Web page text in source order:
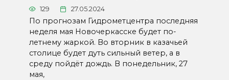
129 27.05.2024
По прогнозам Гидрометцентра последняя
неделя мая Новочеркасске будет по-
летнему жаркой. Во вторник в казачьей
столице будет дуть сильный ветер, а в
среду пойдёт дождь. В понедельник, 27
мая,